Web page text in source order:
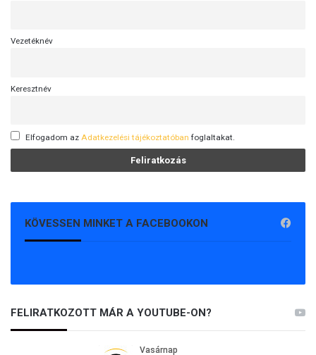
Vezetéknév
Keresztnév
Elfogadom az Adatkezelési tájékoztatóban foglaltakat.
KÖVESSEN MINKET A FACEBOOKON
FELIRATKOZOTT MÁR A YOUTUBE-ON?